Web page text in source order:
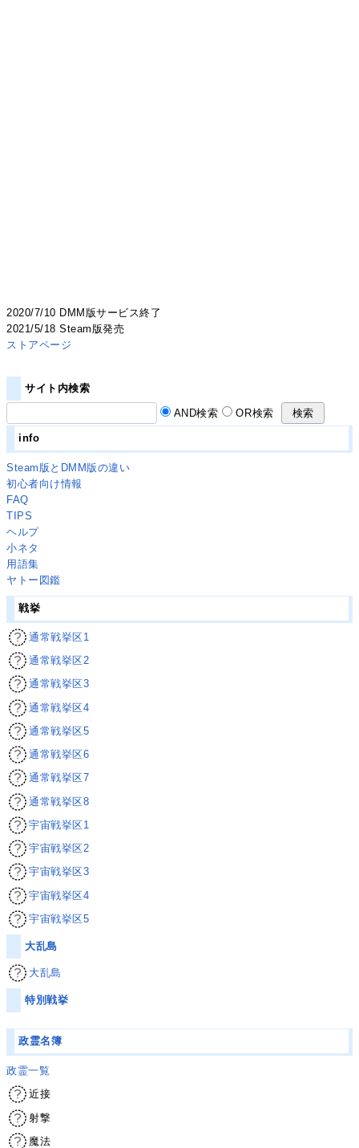
2020/7/10 DMM版サービス終了
2021/5/18 Steam版発売
ストアページ
サイト内検索
AND検索 OR検索
info
Steam版とDMM版の違い
初心者向け情報
FAQ
TIPS
ヘルプ
小ネタ
用語集
ヤトー図鑑
戦挙
通常戦挙区1
通常戦挙区2
通常戦挙区3
通常戦挙区4
通常戦挙区5
通常戦挙区6
通常戦挙区7
通常戦挙区8
宇宙戦挙区1
宇宙戦挙区2
宇宙戦挙区3
宇宙戦挙区4
宇宙戦挙区5
大乱島
大乱島
特別戦挙
政霊名簿
政霊一覧
近接
射撃
魔法